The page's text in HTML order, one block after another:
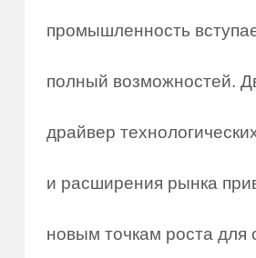
промышленность
полный возможностей.
драйвер
и расширения рынка
новым точкам роста для